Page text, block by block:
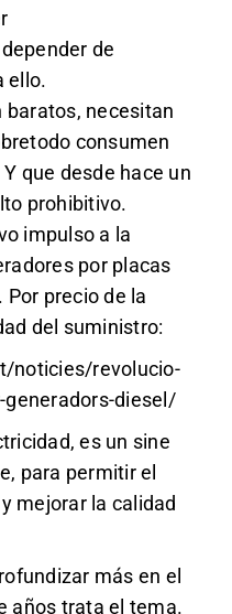
de
ello.
baratos, necesitan
consumen
que desde hace un
prohibitivo.
impulso a la
por placas
precio de la
del suministro:
noticies/revolucio-
generadors-diesel/
es un sine
para permitir el
mejorar la calidad
más en el
años trata el tema.